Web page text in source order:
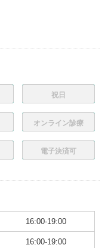
祝日
オンライン診療
電子決済可
16:00-19:00
16:00-19:00